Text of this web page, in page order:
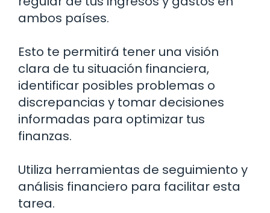
ambos países.
Esto te permitirá tener una visión
clara de tu situación financiera,
identificar posibles problemas o
discrepancias y tomar decisiones
informadas para optimizar tus
finanzas.
Utiliza herramientas de seguimiento y
análisis financiero para facilitar esta
tarea.